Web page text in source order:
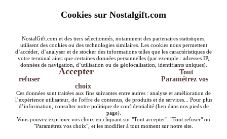
Cookies sur Nostalgift.com
NostalGift.com et des tiers sélectionnés, notamment des partenaires statistiques,
utilisent des cookies ou des technologies similaires. Les cookies nous permettent
d’accéder, d’analyser et de stocker des informations telles que les caractéristiques de
votre terminal ainsi que certaines données personnelles (par exemple : adresses IP,
données de navigation, d’utilisation ou de géolocalisation, identifiants uniques).
Accepter
Tout
refuser
Paramétrez vos
choix
Ces données sont traitées aux fins suivantes entre autres : analyse et amélioration de
l’expérience utilisateur, de l'offre de contenus, de produits et de services... Pour plus
d’information, consulter notre politique de confidentialité (lien dans nos pieds de
page).
Vous pouvez exprimer vos choix en cliquant sur "Tout accepter", "Tout refuser" ou
"Paramétrez vos choix", et les modifier à tout moment sur notre site.